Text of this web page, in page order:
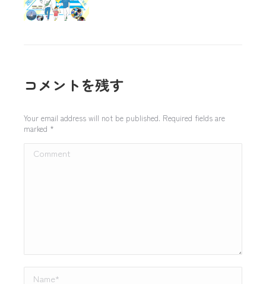
コメントを残す
Your email address will not be published. Required fields are
marked *
Comment
Name *